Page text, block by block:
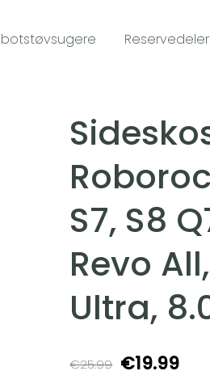
Reservedeler
S7, S8
Revo
Ultra,
€25.99 €19.99